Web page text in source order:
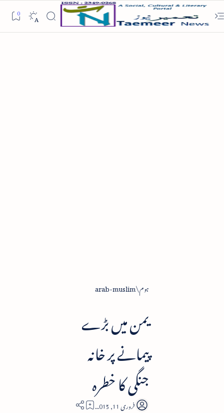
ہوم arab-muslim
یمن میں بڑے
پیمانے پر خانہ
جنگی کا خطرہ
2